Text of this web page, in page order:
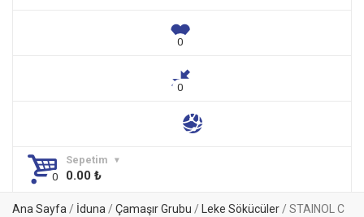
Sepetim
0.00 ₺
Ana Sayfa/ İduna/ Çamaşır Grubu / Leke Sökücüler/ STAINOL C